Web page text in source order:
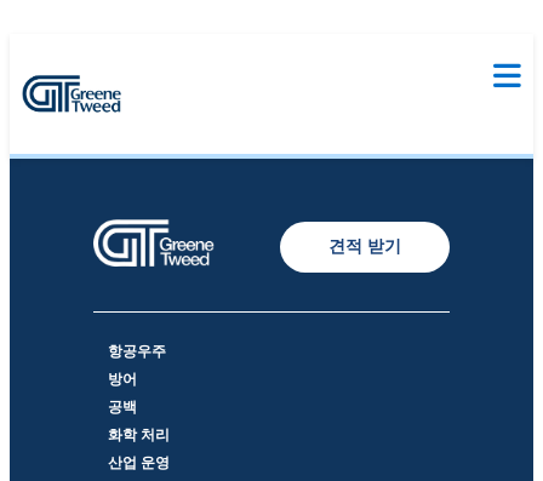
견적 받기
항공우주
방어
공백
화학 처리
산업 운영